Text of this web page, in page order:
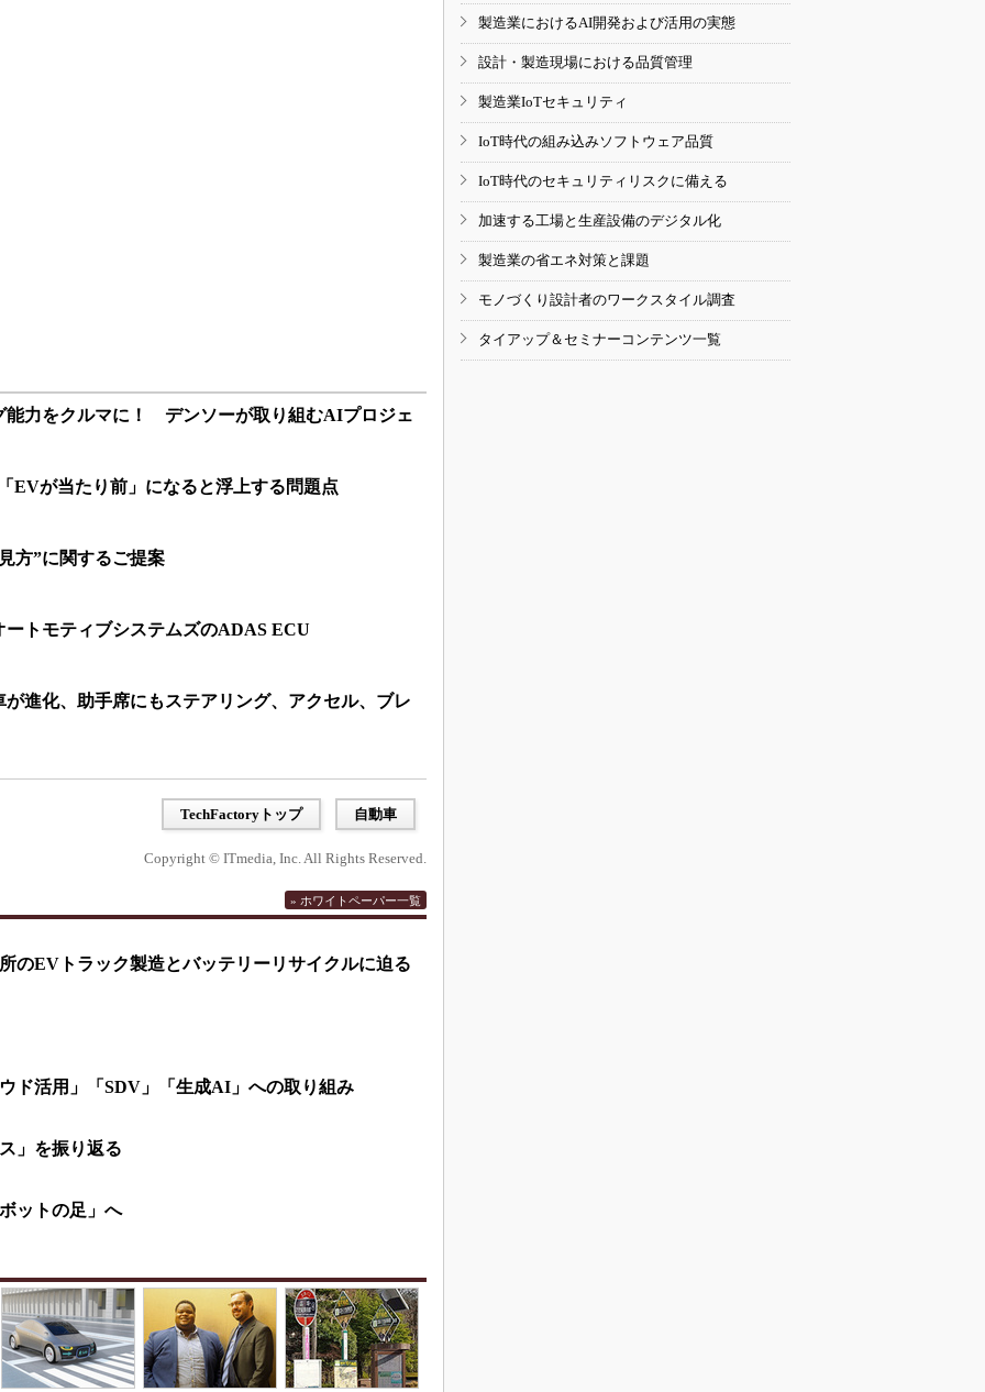
能力をクルマに！ デンソーが取り組むAIプロジェ
EVが当たり前」になると浮上する問題点
方”に関するご提案
トモティブシステムズのADAS ECU
進化、助手席にもステアリング、アクセル、ブレ
TechFactoryトップ 自動車
Copyright © ITmedia, Inc. All Rights Reserved.
» ホワイトペーパー一覧
のEVトラック製造とバッテリーリサイクルに迫る
ド活用」「SDV」「生成AI」への取り組み
」を振り返る
ットの足」へ
製造業におけるAI開発および活用の実態
設計・製造現場における品質管理
製造業IoTセキュリティ
IoT時代の組み込みソフトウェア品質
IoT時代のセキュリティリスクに備える
加速する工場と生産設備のデジタル化
製造業の省エネ対策と課題
モノづくり設計者のワークスタイル調査
タイアップ＆セミナーコンテンツ一覧